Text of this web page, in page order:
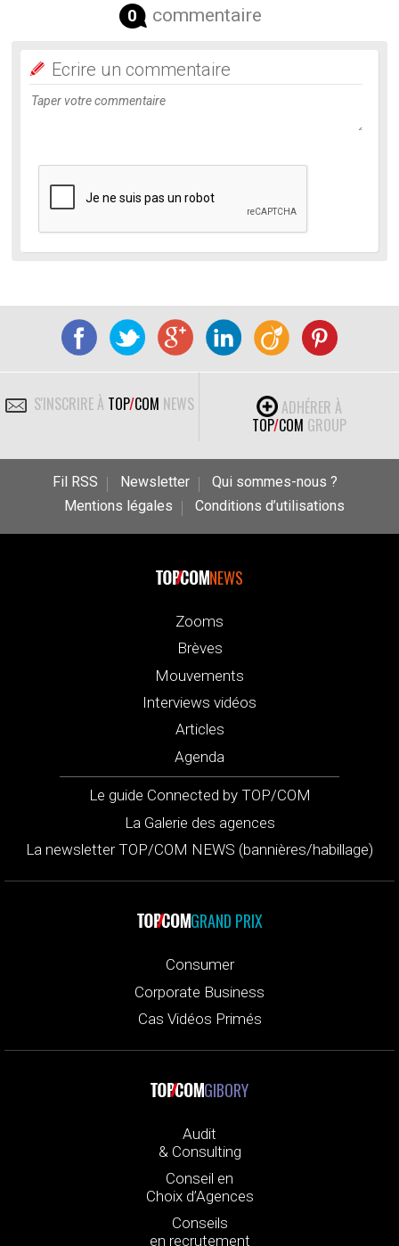
0 commentaire
Ecrire un commentaire
S'INSCRIRE À TOP/COM NEWS
ADHÉRER À
TOP/COM GROUP
Fil RSS Newsletter
Qui sommes-nous ?
Mentions légales
Conditions d’utilisations
NEWS
Zooms
Brèves
Mouvements
Interviews vidéos
Articles
Agenda
Le guide Connected by TOP/COM
La Galerie des agences
La newsletter TOP/COM NEWS (bannières/habillage)
GRAND PRIX
Consumer
Corporate Business
Cas Vidéos Primés
GIBORY
Audit
& Consulting
Conseil en
Choix d’Agences
Conseils
en recrutement